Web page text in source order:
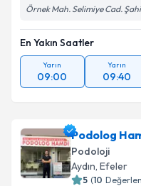
Örnek Mah. Selimiye Cad.
En Yakın Saatler
Yarın
09:00
Yarın
09:40
Podolog
Podoloji
Aydın, Efeler
5 (10